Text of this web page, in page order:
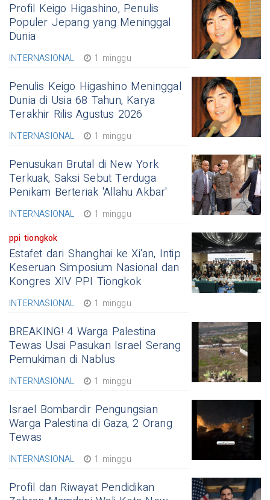
Profil Keigo Higashino, Penulis
Populer Jepang yang Meninggal
Dunia
INTERNASIONAL 1 minggu
Penulis Keigo Higashino Meninggal
Dunia di Usia 68 Tahun, Karya
Terakhir Rilis Agustus 2026
INTERNASIONAL 1 minggu
Penusukan Brutal di New York
Terkuak, Saksi Sebut Terduga
Penikam Berteriak 'Allahu Akbar'
INTERNASIONAL
1 minggu
ppi tiongkok
Estafet dari Shanghai ke Xi'an, Intip
Keseruan Simposium Nasional dan
Kongres XIV PPI Tiongkok
INTERNASIONAL 1 minggu
BREAKING! 4 Warga Palestina
Tewas Usai Pasukan Israel Serang
Pemukiman di Nablus
INTERNASIONAL 1 minggu
Israel Bombardir Pengungsian
Warga Palestina di Gaza, 2 Orang
Tewas
INTERNASIONAL 1 minggu
Profil dan Riwayat Pendidikan